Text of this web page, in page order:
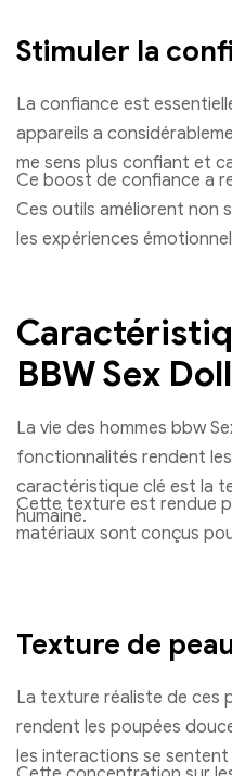
Stimuler la
La confiance est
appareils a
me sens plus confiant et
Ce boost de confiance a
Ces outils améliorent non
les expériences
BBW Sex
La vie des hommes bbw
fonctionnalités rendent
caractéristique clé est la
humaine.
Cette texture est rendue
matériaux sont conçus
Texture de
La texture réaliste de ces
rendent les poupées
les interactions se